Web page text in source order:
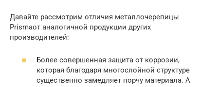
Давайте рассмотрим отличия металлочерепицы
Prismaот аналогичной продукции других
производителей:
Более совершенная защита от коррозии,
которая благодаря многослойной структуре
существенно замедляет порчу материала. А